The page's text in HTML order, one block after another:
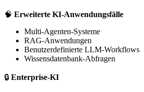
🧠 Erweiterte KI-Anwendungsfälle
Multi-Agenten-Systeme
RAG-Anwendungen
Benutzerdefinierte LLM-Workflows
Wissensdatenbank-Abfragen
🔒 Enterprise-KI